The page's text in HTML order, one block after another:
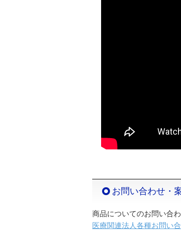
お問い合わせ・
商品についてのお問い合
医療関連法人各種お問い